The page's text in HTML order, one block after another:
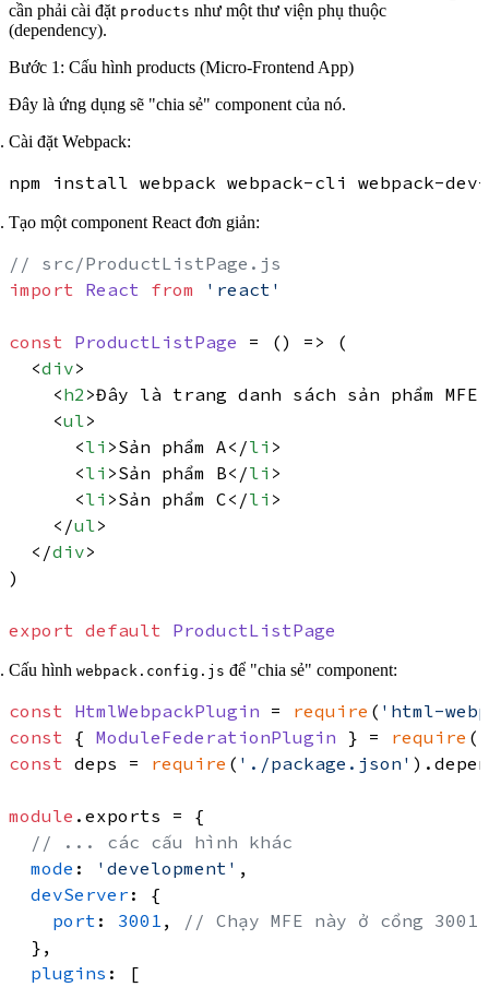
cần phải cài đặt products như một thư viện phụ thuộc
(dependency).
Bước 1: Cấu hình products (Micro-Frontend App)
Đây là ứng dụng sẽ "chia sẻ" component của nó.
Cài đặt Webpack:
Tạo một component React đơn giản:
// src/ProductListPage.js
import React from 'react'
const ProductListPage = () => (
<div>
<h2 >Đây là trang danh sách sản phẩm MFE
<ul>
<li >Sản phẩm A</li >
<li >Sản phẩm B</li >
<li >Sản phẩm C</li >
</ul>
</div>
)
export default ProductListPage
Cấu hình webpack.config.js để "chia sẻ" component:
const HtmlWebpackPlugin = require ( 'html-
const { ModuleFederationPlugin } = require (
const deps = require ( './package.json' ).
module . exports = {
// ... các cấu hình khác
mode : 'development' ,
devServer: {
port : 3001 ,
// Chạy MFE này ở cổng 3001
  },
plugins : [